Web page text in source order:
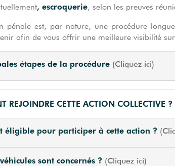
, escroquerie, selon les preuves
pénale est, par nature, une procédure
afin de vous offrir une meilleure visibilité
étapes de la procédure (Cliquez ici)
REJOINDRE CETTE ACTION COLLECTIVE ?
éligible pour participer à cette action ?
sont concernés ? (Cliquez ici)